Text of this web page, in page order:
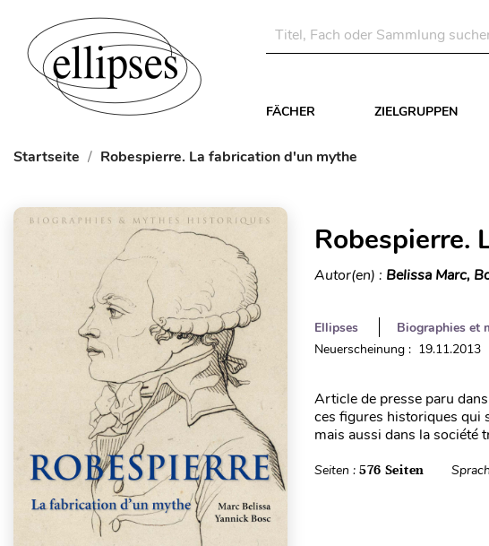
FÄCHER ZIELGRUPPEN
Startseite Robespierre. La fabrication d'un mythe
Robespierre.
Autor(en) : Belissa Marc,
Ellipses
Biographies et
Neuerscheinung : 19.11.2013
Article de presse paru
ces figures historiques qui
mais aussi dans la société
Seiten : 576 Seiten